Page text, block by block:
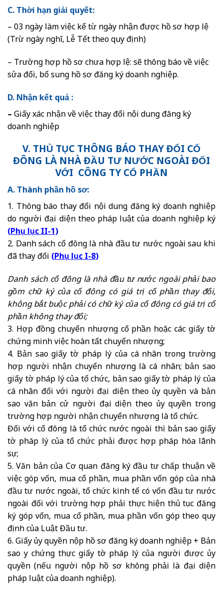
C. Thời hạn giải quyết:
– 03 ngày làm việc kể từ ngày nhận được hồ sơ hợp lệ
(Trừ ngày nghĩ, Lễ Tết theo quy định)
– Trường hợp hồ sơ chưa hợp lệ: sẽ thông báo về việc
sửa đổi, bổ sung hồ sơ đăng ký doanh nghiệp.
D. Nhận kết quả :
–Giấy xác nhận về việc thay đổi nội dung đăng ký
doanh nghiệp
V. THỦ TỤC THÔNG BÁO THAY ĐỔI CỔ
ĐÔNG LÀ NHÀ ĐẦU TƯ NƯỚC NGOÀI ĐỐI
VỚI CÔNG TY CỔ PHẦN
A. Thành phần hồ sơ:
1. Thông báo thay đổi nội dung đăng ký doanh nghiệp
do người đại diện theo pháp luật của doanh nghiệp ký
(Phụ lục II-1)
2. Danh sách cổ đông là nhà đầu tư nước ngoài sau khi
đã thay đổi(Phụ lục I-8)
Danh sách cổ đông là nhà đầu tư nước ngoài phải bao
gồm chữ ký của cổ đông có giá trị cổ phần thay đổi,
không bắt buộc phải có chữ ký của cổ đông có giá trị cổ
phần không thay đổi;
3. Hợp đồng chuyển nhượng cổ phần hoặc các giấy tờ
chứng minh việc hoàn tất chuyển nhượng;
4. Bản sao giấy tờ pháp lý của cá nhân trong trường
hợp người nhận chuyển nhượng là cá nhân; bản sao
giấy tờ pháp lý của tổ chức, bản sao giấy tờ pháp lý của
cá nhân đối với người đại diện theo ủy quyền và bản
sao văn bản cử người đại diện theo ủy quyền trong
trường hợp người nhận chuyển nhượng là tổ chức.
Đối với cổ đông là tổ chức nước ngoài thì bản sao giấy
tờ pháp lý của tổ chức phải được hợp pháp hóa lãnh
sự;
5. Văn bản của Cơ quan đăng ký đầu tư chấp thuận về
việc góp vốn, mua cổ phần, mua phần vốn góp của nhà
đầu tư nước ngoài, tổ chức kinh tế có vốn đầu tư nước
ngoài đối với trường hợp phải thực hiện thủ tục đăng
ký góp vốn, mua cổ phần, mua phần vốn góp theo quy
định của Luật Đầu tư.
6. Giấy ủy quyền nộp hồ sơ đăng ký doanh nghiệp + Bản
sao y chứng thực giấy tờ pháp lý của người được ủy
quyền (nếu người nộp hồ sơ không phải là đại diện
pháp luật của doanh nghiệp).